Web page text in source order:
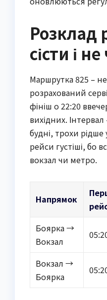
Розклад
сісти і
Маршрутка 825 –
розрахований
фініш о 22:20
вихідних.
будні, трохи рідше
рейси густіші, бо
вокзал чи метро.
Напрямок
Боярка →
Вокзал
Вокзал →
Боярка